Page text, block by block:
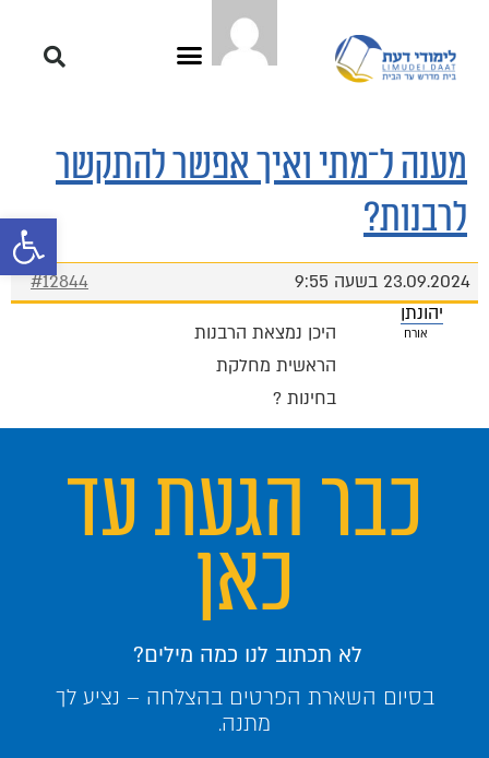
פתח
מענה ל־מתי ואיך אפשר להתקשר
לרבנות?
23.09.2024 בשעה 9:55
#12844
יהונתן
אורח
היכן נמצאת הרבנות
הראשית מחלקת
בחינות ?
כבר הגעת עד
כאן
לא תכתוב לנו כמה מילים?
בסיום השארת הפרטים בהצלחה – נציע לך
מתנה.